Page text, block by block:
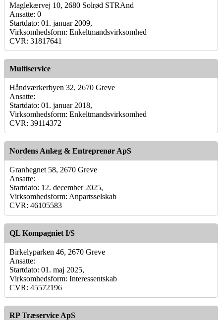
Maglekærvej 10, 2680 Solrød STRAnd
Ansatte: 0
Startdato: 01. januar 2009,
Virksomhedsform: Enkeltmandsvirksomhed
CVR: 31817641
Multiservice
Håndværkerbyen 32, 2670 Greve
Ansatte:
Startdato: 01. januar 2018,
Virksomhedsform: Enkeltmandsvirksomhed
CVR: 39114372
Nordens Anlæg & Entreprenør ApS
Granhegnet 58, 2670 Greve
Ansatte:
Startdato: 12. december 2025,
Virksomhedsform: Anpartsselskab
CVR: 46105583
QL Kompagniet I/S
Birkelyparken 46, 2670 Greve
Ansatte:
Startdato: 01. maj 2025,
Virksomhedsform: Interessentskab
CVR: 45572196
RP Træservice ApS